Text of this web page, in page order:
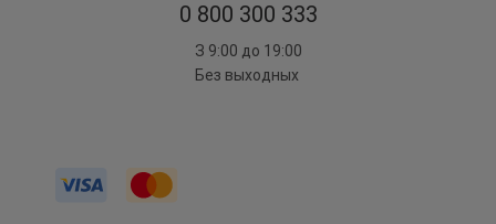
0 800 300 333
З 9:00 до 19:00
Без выходных